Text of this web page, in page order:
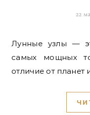
22
Лунные узлы — это загадочные, но одни из
самых мощных
отличие от планет